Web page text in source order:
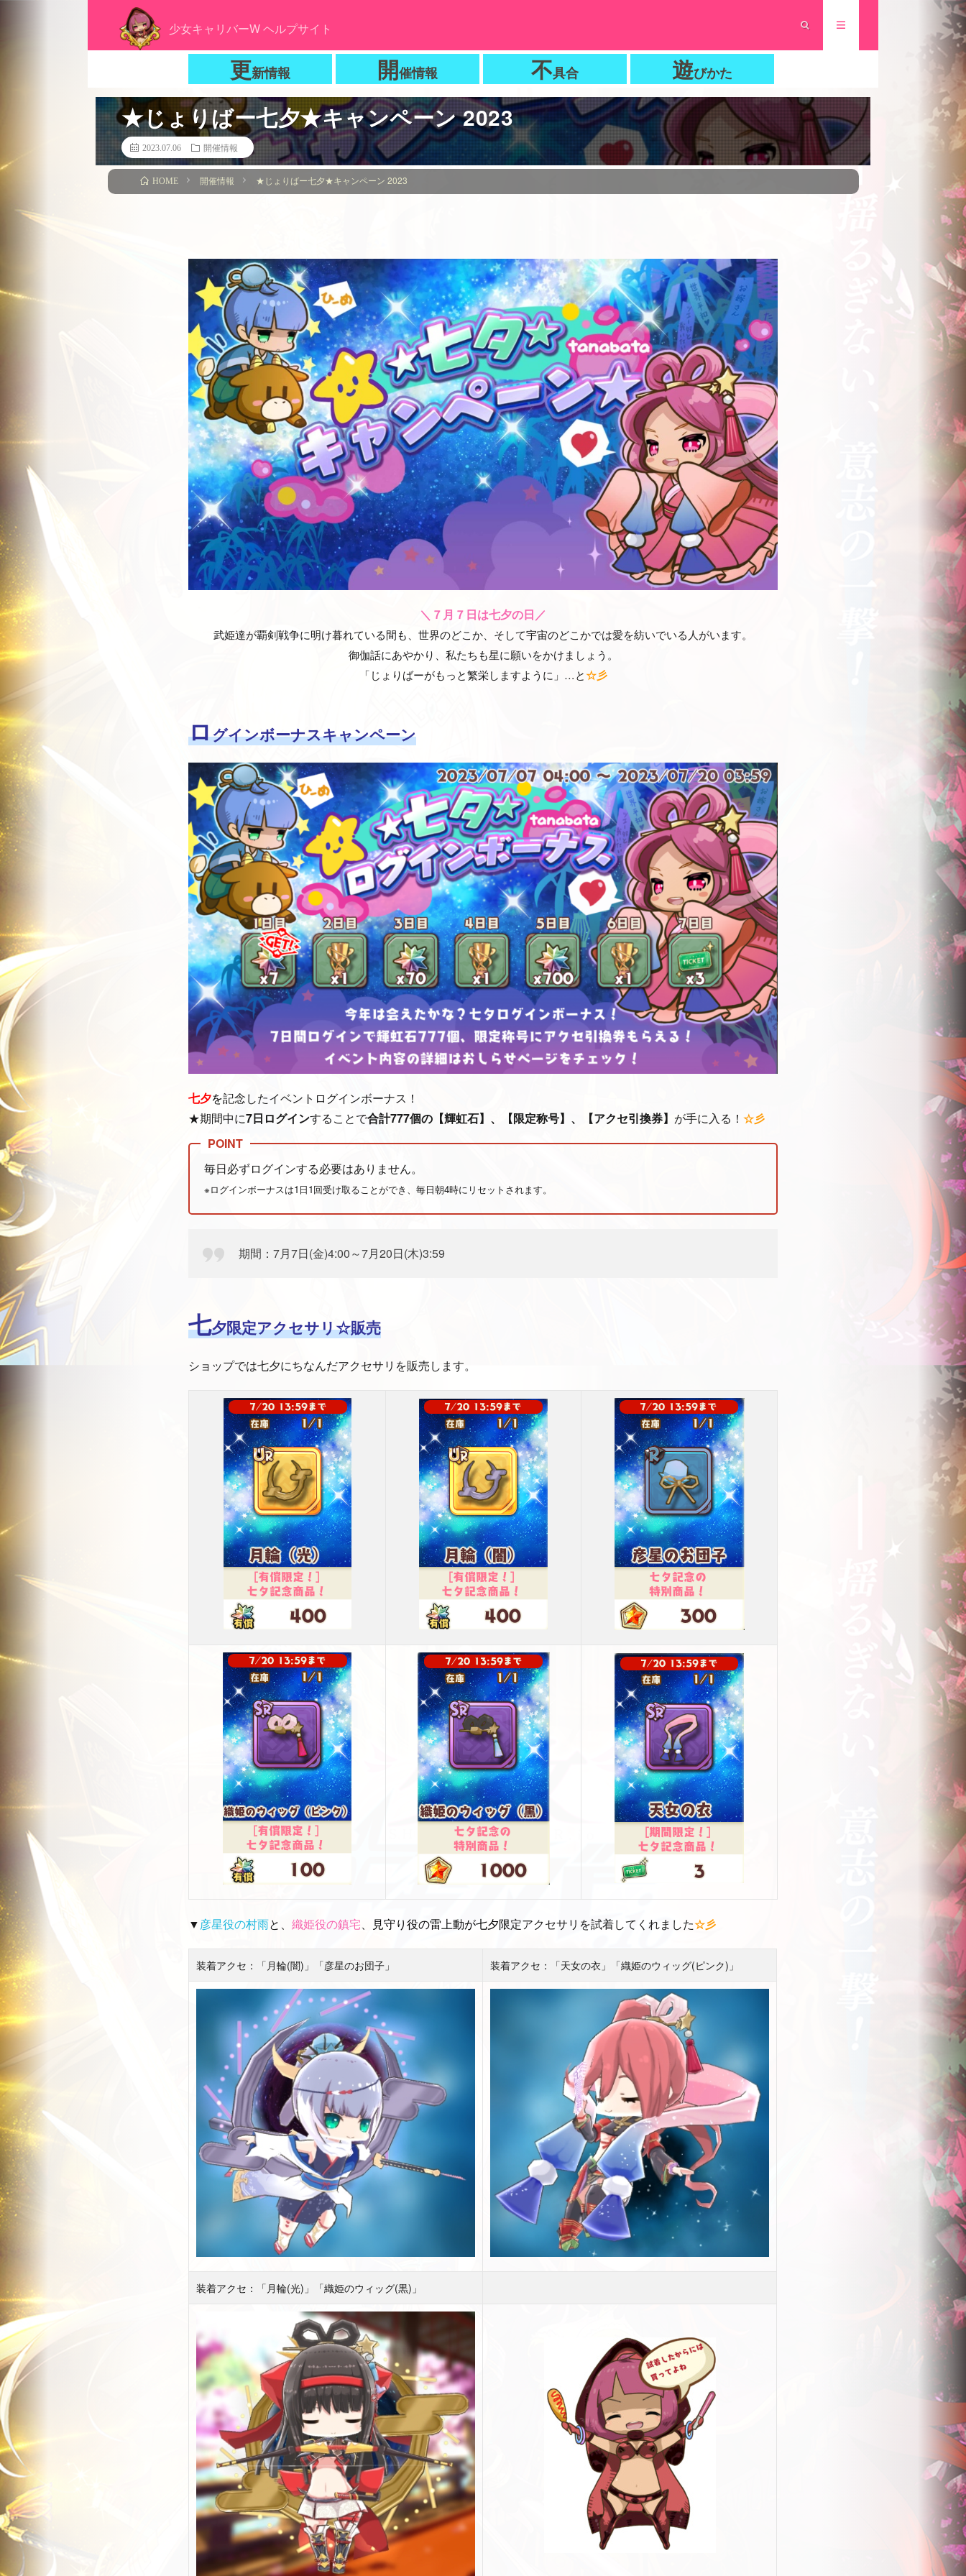
少女キャリバーW ヘルプサイト
更新情報 開催情報 不具合 遊びかた
★じょりばー七夕★キャンペーン 2023
2023.07.06 開催情報
HOME 開催情報 ★じょりばー七夕★キャンペーン 2023
＼７月７日は七夕の日／
武姫達が覇剣戦争に明け暮れている間も、世界のどこか、そして宇宙のどこかでは愛を紡いでいる人がいます。
御伽話にあやかり、私たちも星に願いをかけましょう。
「じょりばーがもっと繁栄しますように」…と☆彡
ログインボーナスキャンペーン
七夕を記念したイベントログインボーナス！
★期間中に7日ログインすることで合計777個の【輝虹石】、 【限定称号】、【アクセ引換券】 が手に入る！ ☆彡
毎日必ずログインする必要はありません。
※ログインボーナスは1日1回受け取ることができ、毎日朝4時にリセットされます。
期間：7月7日(金)4:00～7月20日(木)3:59
七夕限定アクセサリ☆販売
ショップでは七夕にちなんだアクセサリを販売します。
▼彦星役の村雨と、 織姫役の鎮宅、 見守り役の雷上動が七夕限定アクセサリを試着してくれました☆彡
装着アクセ：「月輪(闇)」「彦星のお団子」 装着アクセ：「天女の衣」「織姫のウィッグ(ピンク)」
装着アクセ：「月輪(光)」「織姫のウィッグ(黒)」